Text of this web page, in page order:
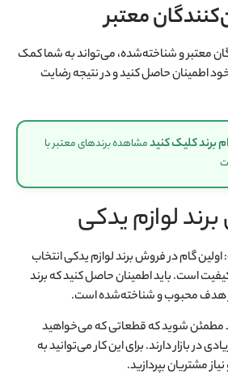
معتبر
معتبر و شناخته‌شده، می‌تواند به شما کمک
اطمینان حاصل کنید و در نتیجه رضایت
برند کلیک کنیدمشاهده برندهای معتبر با
لوازم یدکی
: اولین گام در فروش برند لوازم یدکی انتخاب
است. باید اطمینان حاصل کنید که برند
هدف محبوب و شناخته‌شده است.
مطمئن شوید که قطعاتی که می‌خواهید
در بازار دارند. برای این کار می‌توانید به
مشتریان بپردازید.